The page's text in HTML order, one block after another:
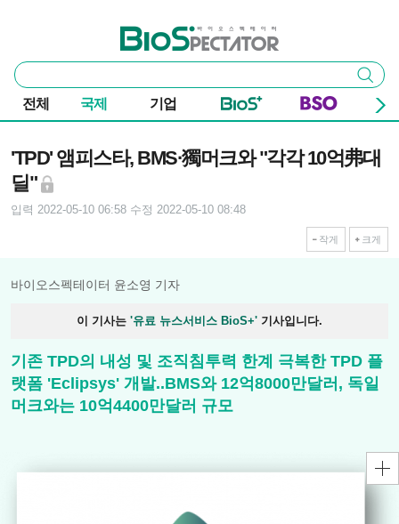
바이오스펙테이터
통
합
검
색
검색
전체 국제 기업
'TPD' 앰피스타, BMS·獨머크와 "각각 10억弗대
딜"
입력 2022-05-10 06:58 수정 2022-05-10 08:48
작게 크게
바이오스펙테이터 윤소영 기자
이 기사는 '유료 뉴스서비스 BioS+' 기사입니다.
기존 TPD의 내성 및 조직침투력 한계 극복한 TPD 플
랫폼 'Eclipsys' 개발..BMS와 12억8000만달러, 독일
머크와는 10억4400만달러 규모